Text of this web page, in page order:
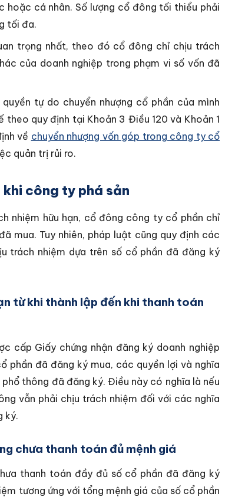
hoặc cá nhân. Số lượng cổ đông tối thiểu phải
tối đa.
trọng nhất, theo đó cổ đông chỉ chịu trách
của doanh nghiệp trong phạm vi số vốn đã
tự do chuyển nhượng cổ phần của mình
quy định tại Khoản 3 Điều 120 và Khoản 1
về chuyển nhượng vốn góp trong công ty cổ
quản trị rủi ro.
công ty phá sản
nhiệm hữu hạn, cổ đông công ty cổ phần chỉ
mua. Tuy nhiên, pháp luật cũng quy định các
trách nhiệm dựa trên số cổ phần đã đăng ký
từ khi thành lập đến khi thanh toán
cấp Giấy chứng nhận đăng ký doanh nghiệp
phần đã đăng ký mua, các quyền lợi và nghĩa
thông đã đăng ký. Điều này có nghĩa là nếu
vẫn phải chịu trách nhiệm đối với các nghĩa
ký.
chưa thanh toán đủ mệnh giá
thanh toán đầy đủ số cổ phần đã đăng ký
tương ứng với tổng mệnh giá của số cổ phần